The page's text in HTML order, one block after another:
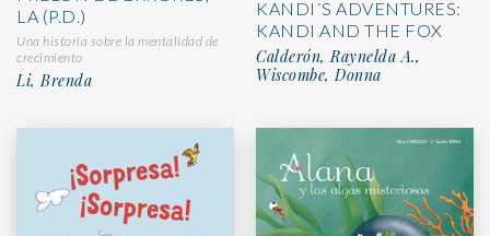
LA (P.D.)
Una historia sobre la mentalidad de
crecimiento
Li, Brenda
KANDI´S ADVENTURES:
KANDI AND THE FOX
Calderón, Raynelda A.,
Wiscombe, Donna